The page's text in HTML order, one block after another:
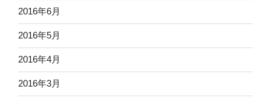
2016年6月
2016年5月
2016年4月
2016年3月